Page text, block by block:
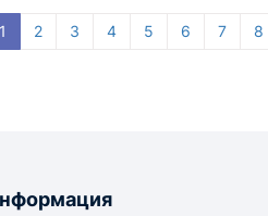
1 2 3 4 5 6 7 8